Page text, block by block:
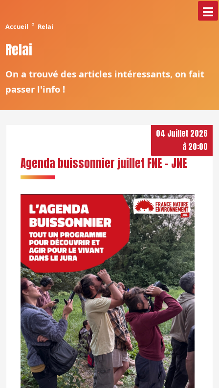
Accueil ° Relai
Relai
On a trouvé des articles intéressants, on fait
passer l'info !
04 Juillet 2026
à 20:00
Agenda buissonnier juillet FNE - JNE